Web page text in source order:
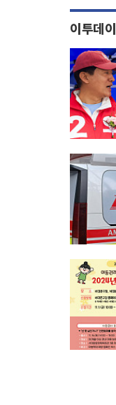
이투데이